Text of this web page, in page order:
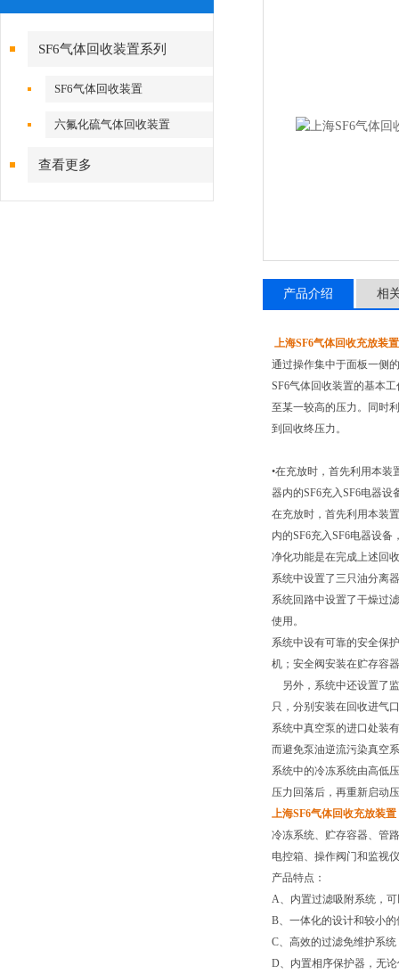
SF6气体回收装置系列
SF6气体回收装置
六氟化硫气体回收装置
查看更多
产品介绍 相
上海SF6气体回收充放装
通过操作集中于面板一侧
SF6气体回收装置的基本
至某一较高的压力。同时
到回收终压力。
•在充放时，首先利用本
器内的SF6充入SF6电器
在充放时，首先利用本装
内的SF6充入SF6电器设
净化功能是在完成上述回
系统中设置了三只油分离
系统回路中设置了干燥过
使用。
系统中设有可靠的安全保
机；安全阀安装在贮存容
另外，系统中还设置了
只，分别安装在回收进气
系统中真空泵的进口处装
而避免泵油逆流污染真空
系统中的冷冻系统由高低
压力回落后，再重新启动
上海SF6气体回收充放装
冷冻系统、贮存容器、管
电控箱、操作阀门和监视
产品特点：
A、内置过滤吸附系统，
B、一体化的设计和较小
C、高效的过滤免维护系
D、内置相序保护器，无